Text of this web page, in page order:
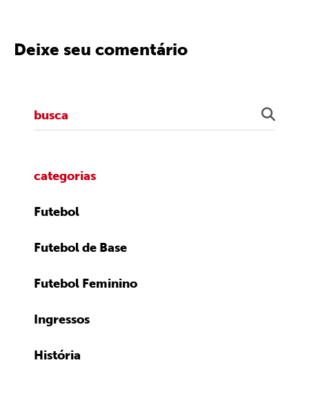
Deixe seu comentário
categorias
Futebol
Futebol de Base
Futebol Feminino
Ingressos
História